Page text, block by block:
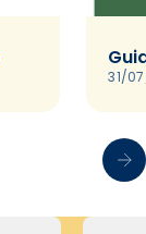
31/